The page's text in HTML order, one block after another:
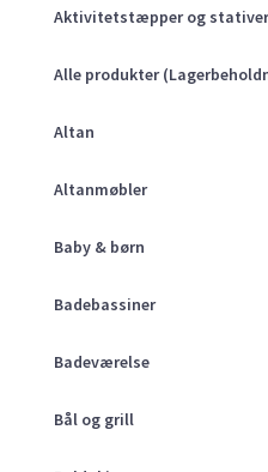
Aktivitetstæpper og stativer
Alle produkter
Altan
Altanmøbler
Baby & børn
Badebassiner
Badeværelse
Bål og grill